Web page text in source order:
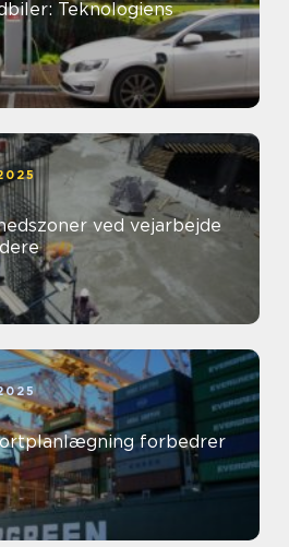
Teknologiens
ved vejarbejde
forbedrer